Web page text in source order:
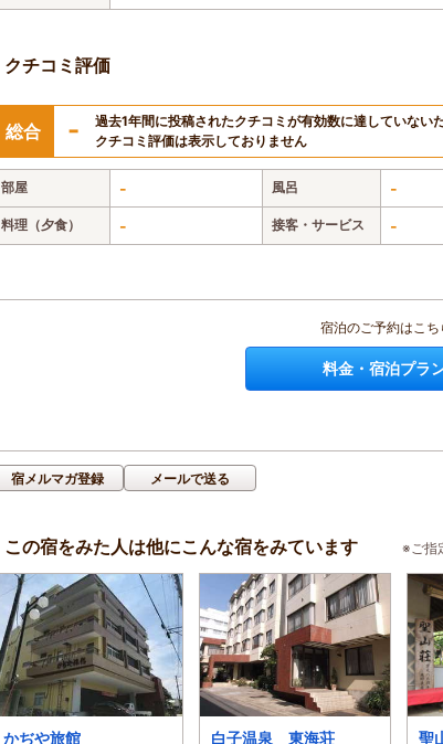
クチコミ評価
総合 -
過去1年間に投稿されたクチコミが有効数に達していない
クチコミ評価は表示しておりません
部屋 - 風呂 -
料理（夕食） - 接客・サービス -
宿泊のご予約はこち
料金・宿泊プラ
宿メルマガ登録 メールで送る
この宿をみた人は他にこんな宿をみています ※ご指
かぢや旅館 白子温泉 東海荘 聖